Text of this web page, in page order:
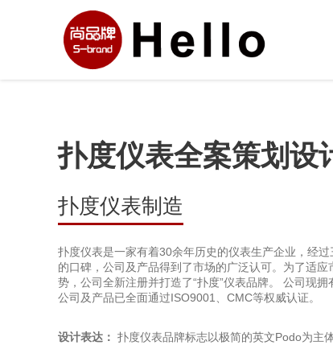
扑度仪表全案策划设
扑度仪表制造
扑度仪表是一家有着30余年历史的仪表生产企业，经
的口碑，公司及产品得到了市场的广泛认可。为了适
势，公司全新注册并打造了“扑度”仪表品牌。 公司现
公司及产品已全面通过ISO9001、CMC等权威认证。
设计表达： 扑度仪表品牌标志以极简的英文Podo为主